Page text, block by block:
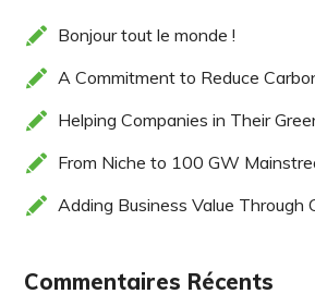
Bonjour tout le monde !
A Commitment to Reduce
Helping Companies in Their
From Niche to 100 GW
Adding Business Value Through
Commentaires Récents